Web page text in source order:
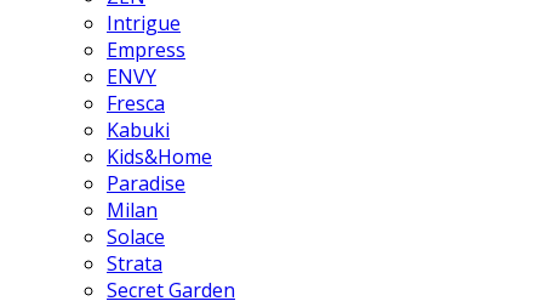
Intrigue
Empress
ENVY
Fresca
Kabuki
Kids&Home
Paradise
Milan
Solace
Strata
Secret Garden